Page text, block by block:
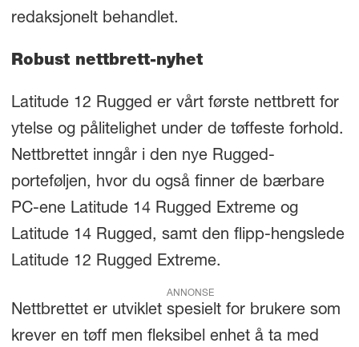
redaksjonelt behandlet.
Robust nettbrett-nyhet
Latitude 12 Rugged er vårt første nettbrett for
ytelse og pålitelighet under de tøffeste forhold.
Nettbrettet inngår i den nye Rugged-
porteføljen, hvor du også finner de bærbare
PC-ene Latitude 14 Rugged Extreme og
Latitude 14 Rugged, samt den flipp-hengslede
Latitude 12 Rugged Extreme.
ANNONSE
Nettbrettet er utviklet spesielt for brukere som
krever en tøff men fleksibel enhet å ta med